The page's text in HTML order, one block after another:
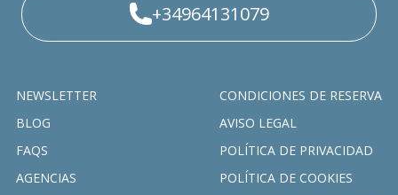
+34964131079
NEWSLETTER
BLOG
FAQS
AGENCIAS
CONDICIONES DE RESERVA
AVISO LEGAL
POLÍTICA DE PRIVACIDAD
POLÍTICA DE COOKIES